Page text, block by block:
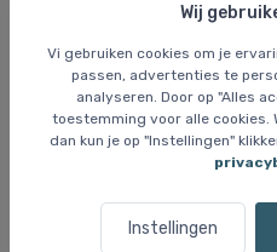
Wij
Vi gebruiken cookies om je
passen, advertenties te
analyseren. Door op "Alles
toestemming voor alle cookies.
dan kun je op "Instellingen"
Instellingen